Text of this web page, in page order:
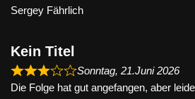
Sergey Fährlich
Kein Titel
Sonntag, 21.Juni 2026
Die Folge hat gut angefangen, aber